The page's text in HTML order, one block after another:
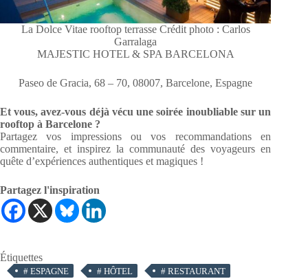
La Dolce Vitae rooftop terrasse Crédit photo : Carlos
Garralaga
MAJESTIC HOTEL & SPA BARCELONA
Paseo de Gracia, 68 – 70, 08007, Barcelone, Espagne
Et vous, avez-vous déjà vécu une soirée inoubliable sur un
rooftop à Barcelone ?
Partagez vos impressions ou vos recommandations en
commentaire, et inspirez la communauté des voyageurs en
quête d’expériences authentiques et magiques !
Partagez l'inspiration
Étiquettes
# ESPAGNE # HÔTEL # RESTAURANT